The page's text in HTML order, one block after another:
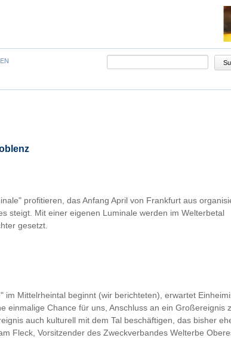
profitieren, das Anfang April von Frankfurt aus
steigt. Mit einer eigenen Luminale werden im Welterbetal
gesetzt.
im Mittelrheintal beginnt (wir berichteten), erwartet
einmalige Chance für uns, Anschluss an ein Großereignis
auch kulturell mit dem Tal beschäftigen, das bisher
Fleck, Vorsitzender des Zweckverbandes Welterbe